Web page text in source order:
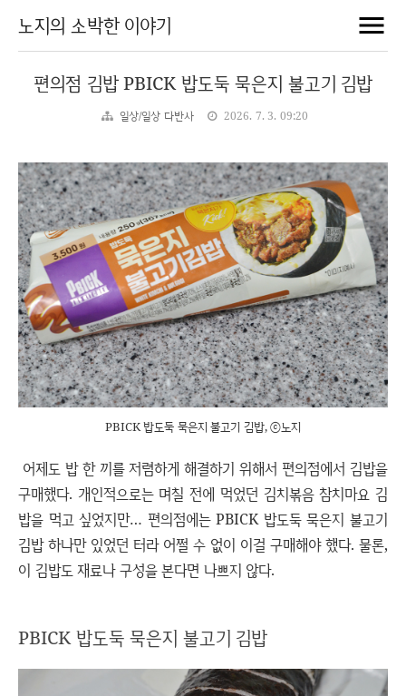
노지의 소박한 이야기
편의점 김밥 PBICK 밥도둑 묵은지 불고기 김밥
일상/일상 다반사 2026. 7. 3. 09:20
PBICK 밥도둑 묵은지 불고기 김밥, ⓒ노지
어제도 밥 한 끼를 저렴하게 해결하기 위해서 편의점에서 김밥을
구매했다. 개인적으로는 며칠 전에 먹었던 김치볶음 참치마요 김
밥을 먹고 싶었지만… 편의점에는 PBICK 밥도둑 묵은지 불고기
김밥 하나만 있었던 터라 어쩔 수 없이 이걸 구매해야 했다. 물론,
이 김밥도 재료나 구성을 본다면 나쁘지 않다.
PBICK 밥도둑 묵은지 불고기 김밥